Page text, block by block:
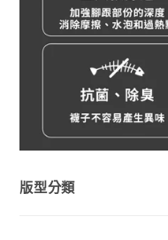
版型分類